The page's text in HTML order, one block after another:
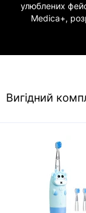
улюблених
Medica+,
Вигідний